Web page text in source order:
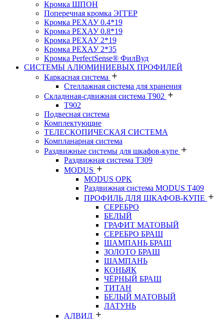
Кромка ШПОН
Поперечная кромка ЭГГЕР
Кромка PЕХАУ 0.4*19
Кромка PЕХАУ 0.8*19
Кромка PЕХАУ 2*19
Кромка PЕХАУ 2*35
Кромка PerfectSense® ФилВуд
СИСТЕМЫ АЛЮМИНИЕВЫХ ПРОФИЛЕЙ
Каркасная система
Стеллажная система для хранения
Складнная-сдвижная система Т902
T902
Подвесная система
Комплектующие
ТЕЛЕСКОПИЧЕСКАЯ СИСТЕМА
Компланарная система
Раздвижные системы для шкафов-купе
Раздвижная система Т309
MODUS
MODUS OPK
Раздвижная система MODUS T409
ПРОФИЛЬ ДЛЯ ШКАФОВ-КУПЕ
СЕРЕБРО
БЕЛЫЙ
ГРАФИТ МАТОВЫЙ
СЕРЕБРО БРАШ
ШАМПАНЬ БРАШ
ЗОЛОТО БРАШ
ШАМПАНЬ
КОНЬЯК
ЧЁРНЫЙ БРАШ
ТИТАН
БЕЛЫЙ МАТОВЫЙ
ЛАТУНЬ
АЛВИД